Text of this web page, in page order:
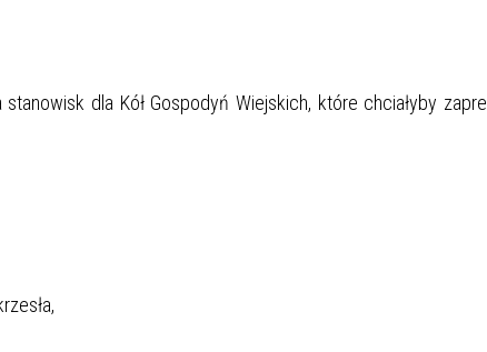
dla Kół Gospodyń Wiejskich, które chciałyby